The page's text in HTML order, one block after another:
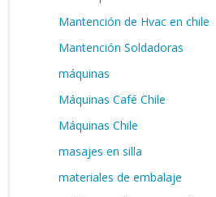
Mantención de Hvac en chile
Mantención Soldadoras
máquinas
Máquinas Café Chile
Máquinas Chile
masajes en silla
materiales de embalaje